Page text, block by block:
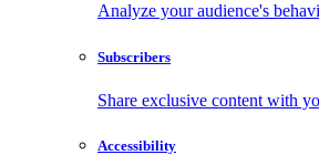
Analyze your audience's
Subscribers
Share exclusive content with
Accessibility